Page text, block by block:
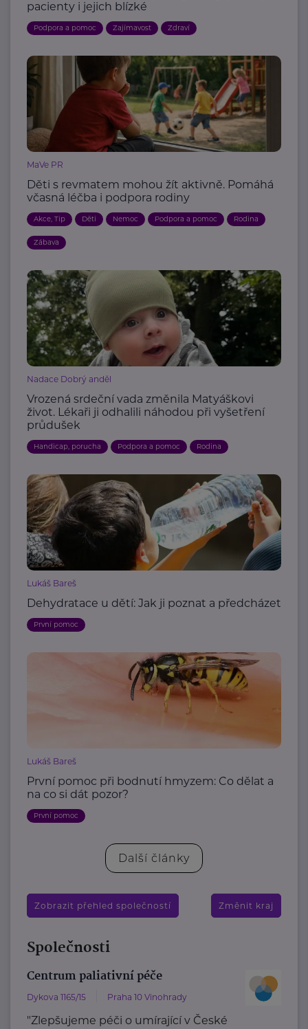
pacienty i jejich blízké
Podpora a pomoc Zajímavost Zdraví
MaVe PR
Děti s revmatem mohou žít aktivně. Pomáhá
včasná léčba i podpora rodiny
Akce, Tip Děti Nemoc Podpora a pomoc Rodina
Zábava
Nadace Dobrý anděl
Vrozená srdeční vada změnila Matyáškovi
život. Lékaři ji odhalili náhodou při vyšetření
průdušek
Handicap, porucha Podpora a pomoc Rodina
Lukáš Bareš
Dehydratace u dětí: Jak ji poznat a předcházet
První pomoc
Lukáš Bareš
První pomoc při bodnutí hmyzem: Co dělat a
na co si dát pozor?
První pomoc
Další články
Zobrazit přehled společností Změnit kraj
Společnosti
Centrum paliativní péče
Dykova 1165/15 Praha 10 Vinohrady
"Zlepšujeme péči o umírající v České